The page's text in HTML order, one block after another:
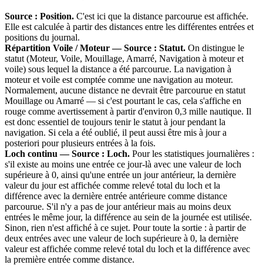
Source : Position. C'est ici que la distance parcourue est affichée.
Elle est calculée à partir des distances entre les différentes entrées et
positions du journal.
Répartition Voile / Moteur — Source : Statut. On distingue le
statut (Moteur, Voile, Mouillage, Amarré, Navigation à moteur et
voile) sous lequel la distance a été parcourue. La navigation à
moteur et voile est comptée comme une navigation au moteur.
Normalement, aucune distance ne devrait être parcourue en statut
Mouillage ou Amarré — si c'est pourtant le cas, cela s'affiche en
rouge comme avertissement à partir d'environ 0,3 mille nautique. Il
est donc essentiel de toujours tenir le statut à jour pendant la
navigation. Si cela a été oublié, il peut aussi être mis à jour a
posteriori pour plusieurs entrées à la fois.
Loch continu — Source : Loch. Pour les statistiques journalières :
s'il existe au moins une entrée ce jour-là avec une valeur de loch
supérieure à 0, ainsi qu'une entrée un jour antérieur, la dernière
valeur du jour est affichée comme relevé total du loch et la
différence avec la dernière entrée antérieure comme distance
parcourue. S'il n'y a pas de jour antérieur mais au moins deux
entrées le même jour, la différence au sein de la journée est utilisée.
Sinon, rien n'est affiché à ce sujet. Pour toute la sortie : à partir de
deux entrées avec une valeur de loch supérieure à 0, la dernière
valeur est affichée comme relevé total du loch et la différence avec
la première entrée comme distance.